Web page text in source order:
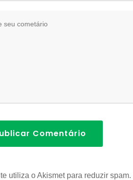
Comentário
utiliza o Akismet para reduzir spam.